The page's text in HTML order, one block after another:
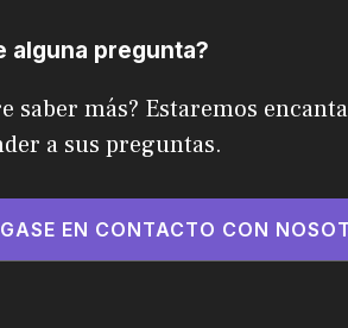
alguna pregunta?
saber más? Estaremos
a sus preguntas.
EN CONTACTO CON